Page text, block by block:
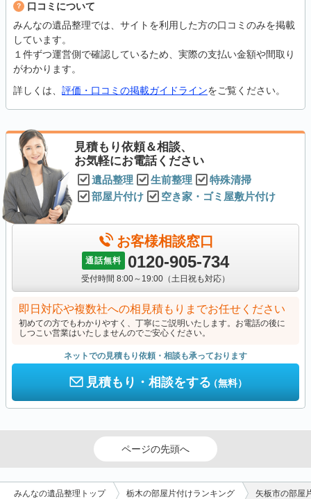
口コミについて
みんなの遺品整理では、サイトを利用した方の口コミのみを掲載
しています。
１件ずつ運営側で確認しているため、実際の支払い金額や間取り
がわかります。
詳しくは、 評価・口コミの掲載ガイドラインをご覧ください。
見積もり依頼＆相談、
お気軽にお電話ください
遺品整理 生前整理
特殊清掃
部屋片付け
空き家・ゴミ屋敷片付け
お客様相談窓口
通話無料 0120-905-734
受付時間 8:00～19:00（土日祝も対応）
即日対応や複数社への相見積もりまでお任せください
初めての方でもわかりやすく、丁寧にご説明いたします。お電話の後に
しつこい営業はいたしませんのでご安心ください。
ネットでの見積もり依頼・相談も承っております
見積もり・相談をする（無料）
ページの先頭へ
みんなの遺品整理トップ 栃木の部屋片付けランキング 矢板市の部屋